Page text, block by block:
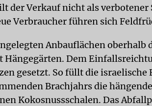
der Verkauf nicht als
Verbraucher führen sich
Anbauflächen oberhalb
Hängegärten. Dem
gesetzt. So füllt die israelische
Brachjahrs die
Kokosnussschalen. Das